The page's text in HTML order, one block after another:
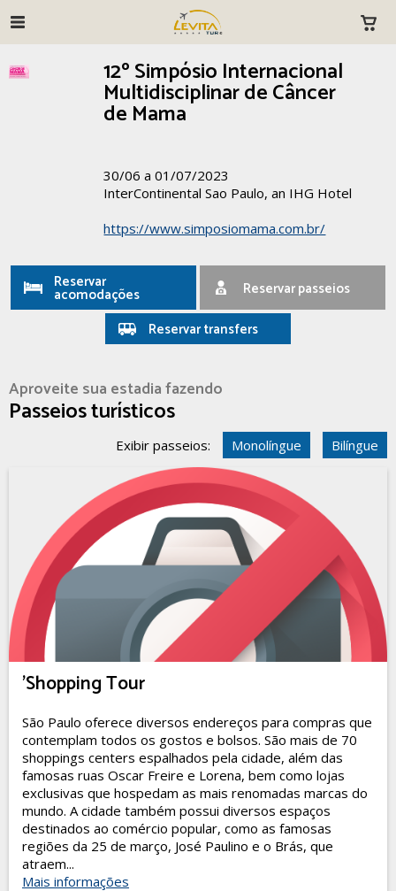
12º Simpósio Internacional
Multidisciplinar de Câncer
de Mama
30/06 a 01/07/2023
InterContinental Sao Paulo, an IHG Hotel
https://www.simposiomama.com.br/
Reservar
acomodações
Reservar passeios
Reservar transfers
Aproveite sua estadia fazendo
Passeios turísticos
Exibir passeios: Monolíngue Bilíngue
'Shopping Tour
São Paulo oferece diversos endereços para compras que
contemplam todos os gostos e bolsos. São mais de 70
shoppings centers espalhados pela cidade, além das
famosas ruas Oscar Freire e Lorena, bem como lojas
exclusivas que hospedam as mais renomadas marcas do
mundo. A cidade também possui diversos espaços
destinados ao comércio popular, como as famosas
regiões da 25 de março, José Paulino e o Brás, que
atraem...
Mais informações